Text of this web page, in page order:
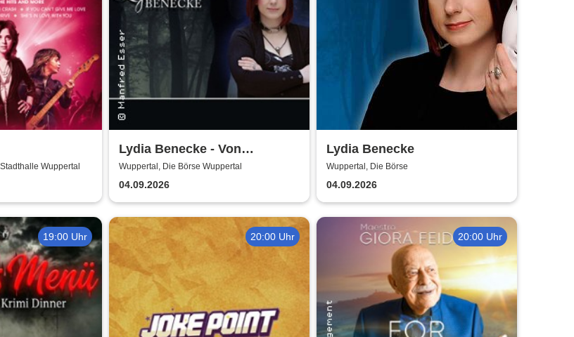
Wuppertal
Lydia Benecke - Von
Hochstapelei, Betrug und
Gaslighting
Wuppertal, Die Börse Wuppertal
04.09.2026
Lydia Benecke
Wuppertal, Die Börse
04.09.2026
19:00 Uhr 20:00 Uhr 20:00 Uhr